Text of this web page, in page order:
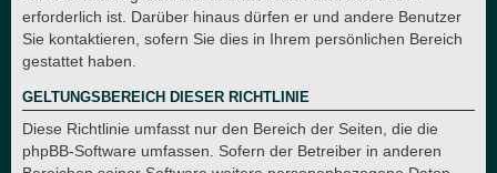
erforderlich ist. Darüber hinaus dürfen er und andere Benutzer
Sie kontaktieren, sofern Sie dies in Ihrem persönlichen Bereich
gestattet haben.
GELTUNGSBEREICH DIESER RICHTLINIE
Diese Richtlinie umfasst nur den Bereich der Seiten, die die
phpBB-Software umfassen. Sofern der Betreiber in anderen